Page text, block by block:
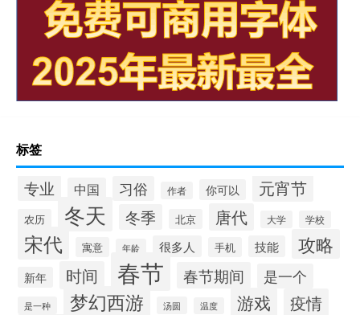
标签
专业 中国 习俗 作者 你可以 元宵节
农历 冬天 冬季 北京 唐代 大学 学校
宋代 寓意 年龄 很多人 手机 技能 攻略
新年 时间 春节 春节期间 是一个
是一种 梦幻西游 汤圆 温度 游戏 疫情